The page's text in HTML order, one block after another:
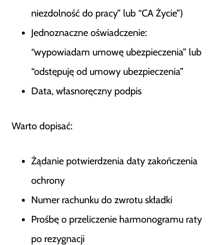
niezdolność do pracy” lub “CA Życie”)
Jednoznaczne oświadczenie:
“wypowiadam umowę ubezpieczenia” lub
“odstępuję od umowy ubezpieczenia”
Data, własnoręczny podpis
Warto dopisać:
Żądanie potwierdzenia daty zakończenia
ochrony
Numer rachunku do zwrotu składki
Prośbę o przeliczenie harmonogramu raty
po rezygnacji